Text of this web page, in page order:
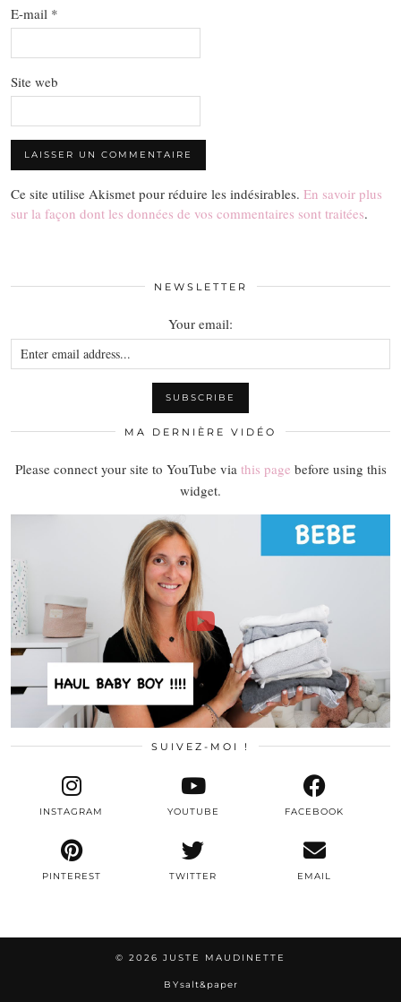
E-mail *
Site web
Ce site utilise Akismet pour réduire les indésirables. En savoir plus
sur la façon dont les données de vos commentaires sont traitées.
NEWSLETTER
Your email:
MA DERNIÈRE VIDÉO
Please connect your site to YouTube via this page before using this
widget.
SUIVEZ-MOI !
TWITTER
INSTAGRAM FACEBOOK
PINTEREST
YOUTUBE
EMAIL
© 2026 JUSTE MAUDINETTE
BYsalt&paper